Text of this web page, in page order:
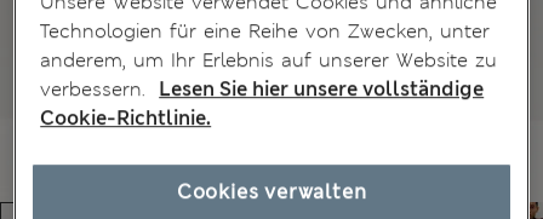
Technologien für eine Reihe von Zwecken, unter
anderem, um Ihr Erlebnis auf unserer Website zu
verbessern.
Lesen Sie hier unsere vollständige
Cookie-Richtlinie.
Cookies verwalten